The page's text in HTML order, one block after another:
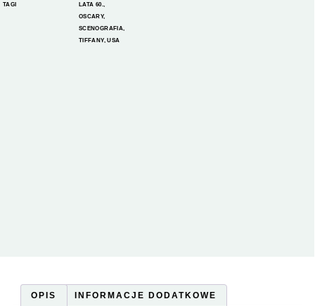
TAGI LATA 60.
OSCARY,
SCENOGRAFIA
TIFFANY,USA
OPIS INFORMACJE DODATKOWE